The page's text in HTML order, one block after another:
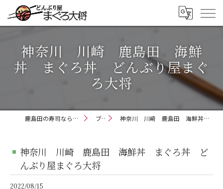
神奈川 川崎 鹿島田 海鮮
丼 まぐろ丼 どんぶり屋まぐ
ろ大将
鹿島田の寿司ならどんぶり屋まぐろ大将 ブログ 神奈川 川崎 鹿島田 海鮮丼 まぐろ丼 どんぶり屋まぐろ大将
神奈川 川崎 鹿島田 海鮮丼 まぐろ丼 ど
んぶり屋まぐろ大将
2022/08/15